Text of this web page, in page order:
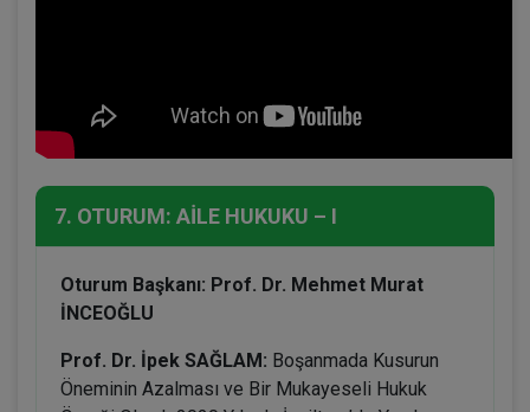
7. OTURUM: AİLE HUKUKU – I
Oturum Başkanı: Prof. Dr. Mehmet Murat
İNCEOĞLU
Prof. Dr. İpek SAĞLAM: Boşanmada Kusurun
Öneminin Azalması ve Bir Mukayeseli Hukuk